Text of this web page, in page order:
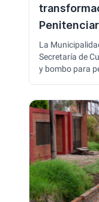
La
Secretaría de
y bombo para
artística, la
destacando el
de